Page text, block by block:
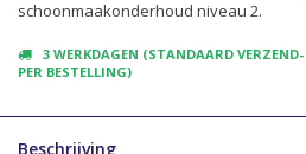
schoonmaakonderhoud niveau 2.
3 WERKDAGEN (STANDAARD
PER BESTELLING)
Beschrijving